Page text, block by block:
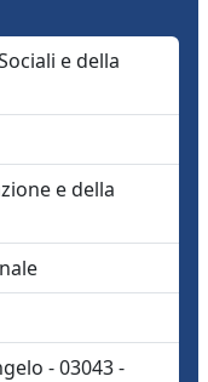
e della
e della
- 03043 -